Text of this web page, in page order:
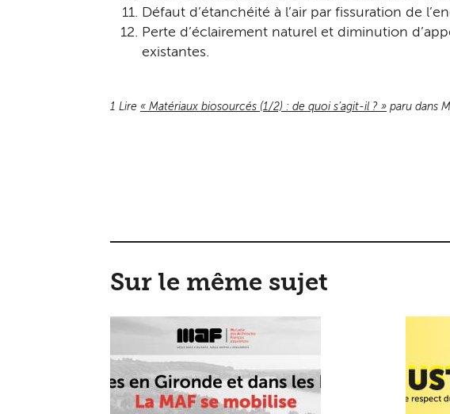
Défaut d’étanchéité à l’air par fissuration de
Perte d’éclairement naturel et diminution
existantes.
1 Lire « Matériaux biosourcés (1/2) : de quoi s’agit-il ? » paru dans
Sur le même sujet